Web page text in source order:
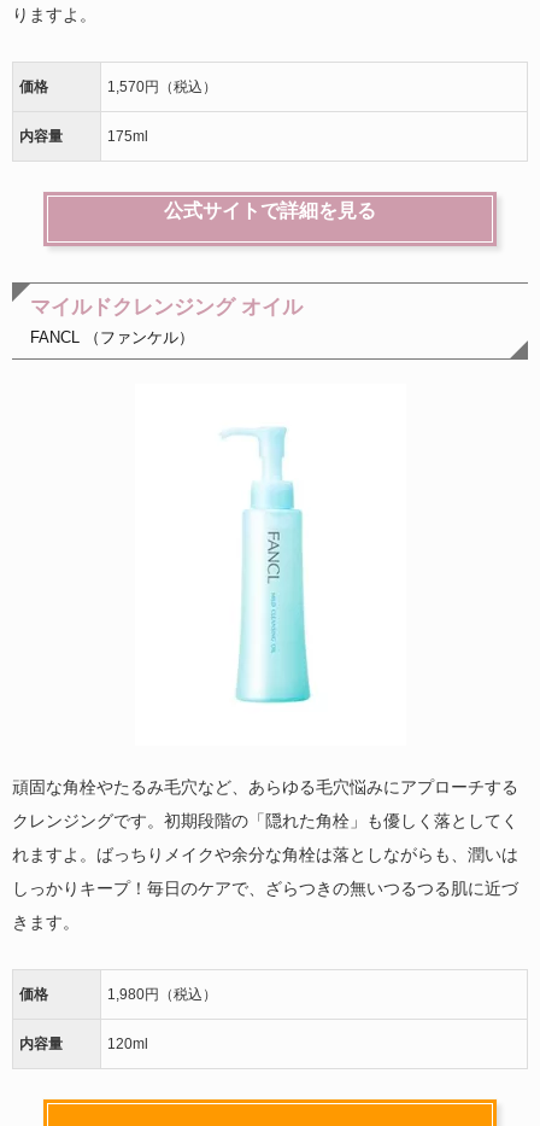
りますよ。
価格 1,570円（税込）
内容量 175ml
公式サイトで詳細を見る
マイルドクレンジング オイル
FANCL （ファンケル）
頑固な角栓やたるみ毛穴など、あらゆる毛穴悩みにアプローチする
クレンジングです。初期段階の「隠れた角栓」も優しく落としてく
れますよ。ばっちりメイクや余分な角栓は落としながらも、潤いは
しっかりキープ！毎日のケアで、ざらつきの無いつるつる肌に近づ
きます。
価格 1,980円（税込）
内容量 120ml